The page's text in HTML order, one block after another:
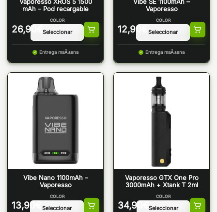
mAh – Pod recargable
26,90
COLOR
Entrega maÃ±ana
Vaporesso
12,90
COLOR
Entrega maÃ±ana
Vibe Nano 1100mAh –
Vaporesso
13,90
COLOR
Vaporesso GTX One Pro
3000mAh + Xtank T 2ml
34,90
COLOR